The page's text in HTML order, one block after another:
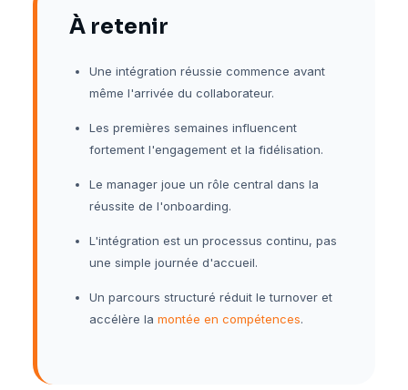
À retenir
Une intégration réussie commence avant
même l'arrivée du collaborateur.
Les premières semaines influencent
fortement l'engagement et la fidélisation.
Le manager joue un rôle central dans la
réussite de l'onboarding.
L'intégration est un processus continu, pas
une simple journée d'accueil.
Un parcours structuré réduit le turnover et
accélère la montée en compétences.